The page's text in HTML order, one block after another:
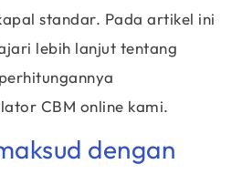
standar. Pada artikel ini
lebih lanjut tentang
CBM online kami.
dengan